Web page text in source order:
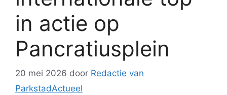
in actie op
Pancratiusplein
20 mei 2026 door Redactie van
ParkstadActueel